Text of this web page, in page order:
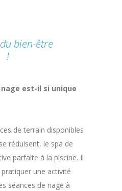
bien-être
!
est-il si unique
de terrain disponibles
réduisent, le spa de
parfaite à la piscine. Il
une activité
séances de nage à